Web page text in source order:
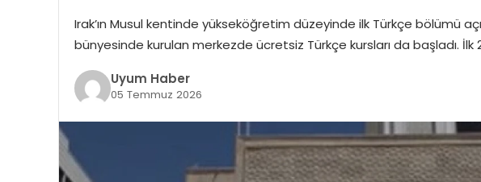
Irak’ın Musul kentinde yükseköğretim düzeyinde ilk Türkçe bölümü
bünyesinde kurulan merkezde ücretsiz Türkçe kursları da başladı. İlk
Uyum Haber
05 Temmuz 2026